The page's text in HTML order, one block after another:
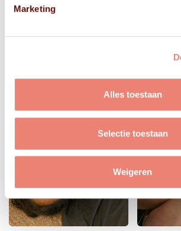
Marketing
Alles toestaan
Selectie toestaan
Weigeren